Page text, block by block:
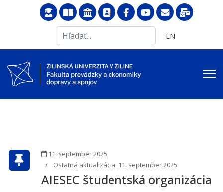
...
Vyberte váš jazyk
EN
11. september 2025
Ostatná aktualizácia: 11. september 2025
AIESEC študentská organizácia